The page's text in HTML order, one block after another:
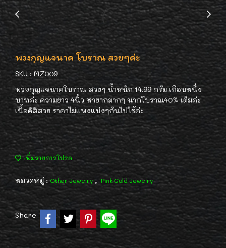
พวงกุญแจนาค โบราณ สวยๆค่ะ
SKU : MZ009
พวงกุญแจนาคโบราณ สวยๆ น้ำหนัก 14.99 กรัม เกือบหนึ่ง
บาทค่ะ ความยาว 4นิ้ว หายากมากๆ นากโบราณ40% เต็มค่ะ
เนื้อดีสีสวย ราคาไม่แพงแบ่งๆกันไปใช้ค่ะ
เพิ่มรายการโปรด
หมวดหมู่ :Other Jewelry , Pink Gold Jewelry
Share